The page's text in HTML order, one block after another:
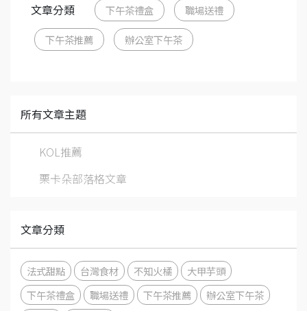
文章分類 下午茶禮盒 職場送禮
下午茶推薦 辦公室下午茶
所有文章主題
KOL推薦
栗卡朵部落格文章
文章分類
法式甜點 台灣食材 不知火橘
大甲芋頭
下午茶禮盒
職場送禮 下午茶推薦
辦公室下午茶